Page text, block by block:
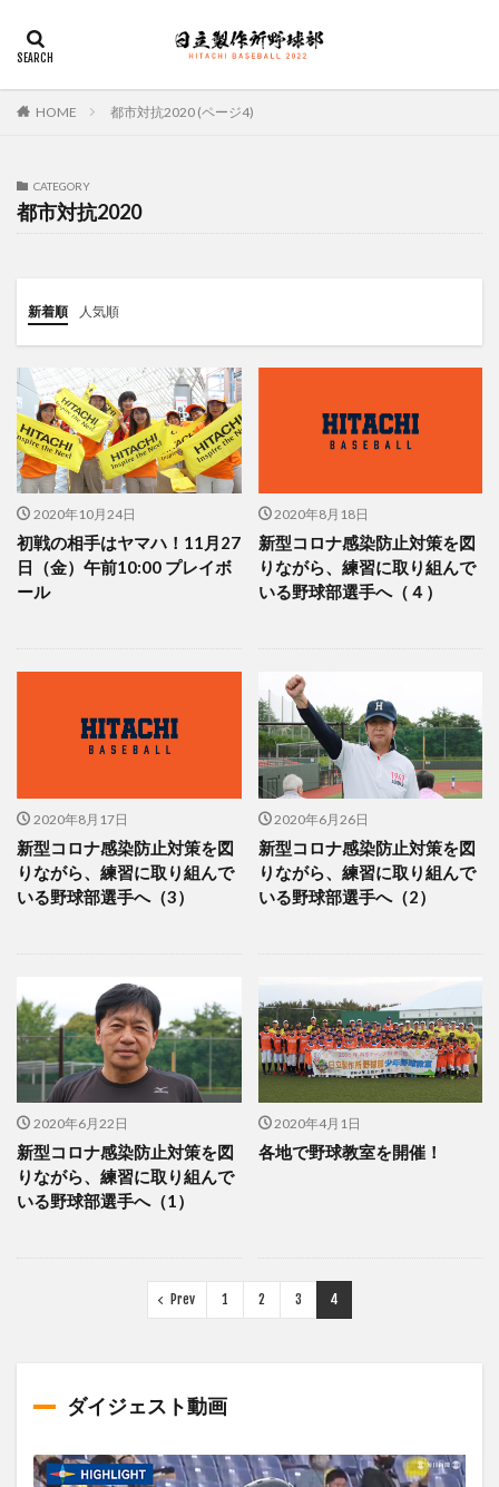
HOME 都市対抗2020 (ページ4)
CATEGORY
都市対抗2020
新着順 人気順
2020年10月24日
初戦の相手はヤマハ！11月27
日（金）午前10:00 プレイボ
ール
2020年8月18日
新型コロナ感染防止対策を図
りながら、練習に取り組んで
いる野球部選手へ（４）
2020年8月17日
新型コロナ感染防止対策を図
りながら、練習に取り組んで
いる野球部選手へ（3）
2020年6月26日
新型コロナ感染防止対策を図
りながら、練習に取り組んで
いる野球部選手へ（2）
2020年6月22日
新型コロナ感染防止対策を図
りながら、練習に取り組んで
いる野球部選手へ（1）
2020年4月1日
各地で野球教室を開催！
Prev 1 2 3 4
ダイジェスト動画
SEO AMP PWA
カテゴリー
タグ